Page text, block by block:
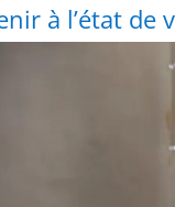
à l’état de